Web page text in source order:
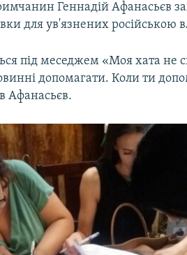
Геннадій Афанасьєв
для ув'язнених російською
під меседжем «Моя хата
допомагати. Коли ти
Афанасьєв.